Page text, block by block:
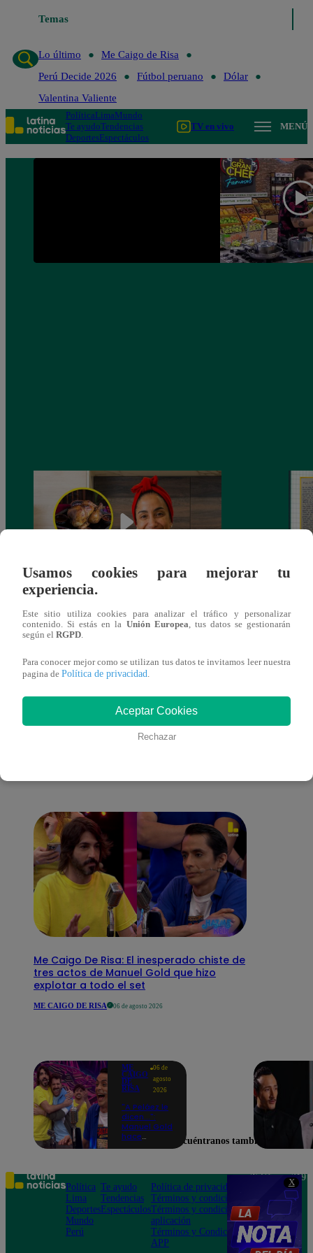
X
Temas
Lo último
Me Caigo de Risa
Perú Decide 2026
Fútbol peruano
Dólar
Valentina Valiente
PolíticaLimaMundo
Te ayudoTendencias
DeportesEspectáculos
TV en vivo MENÚ
antes de Navidad?
También te puede
Me Caigo De Risa: El inesperado chiste de
tres actos de Manuel Gold que hizo
explotar a todo el set
ME CAIGO DE RISA 06 de agosto 2026
ME
CAIGO
DE
RISA
06 de
agosto
2026
"A Peláez le
dicen...":
Manuel Gold
hace
de contar el
chiste
Usamos cookies para mejorar tu
experiencia.
Este sitio utiliza cookies para analizar el tráfico y personalizar
contenido. Si estás en la Unión Europea , tus datos se gestionarán
según el RGPD
Para conocer mejor como se utilizan tus datos te invitamos leer nuestra
pagina de Política de privacidad
Aceptar Cookies
Rechazar
Encuéntranos también en
Política
Lima
Deportes
Mundo
Perú
Te ayudo
Tendencias
Espectáculos
Política de privacidad
Términos y condiciones
Términos y condiciones
aplicación
Términos y Condiciones
APP
Teléfono: 219
Av. San
Felipe 968
Jesús María